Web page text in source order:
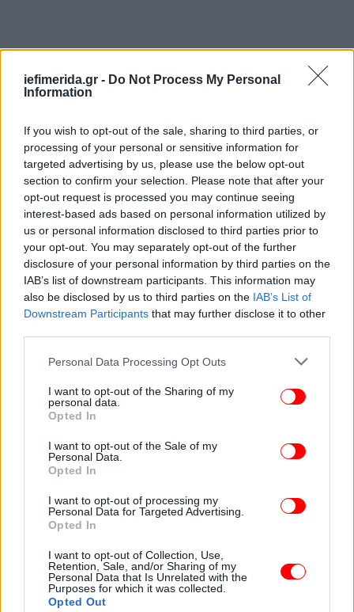
iefimerida.gr - Do Not Process My Personal
Information
If you wish to opt-out of the sale, sharing to third parties, or
processing of your personal or sensitive information for
targeted advertising by us, please use the below opt-out
section to confirm your selection. Please note that after your
opt-out request is processed you may continue seeing
interest-based ads based on personal information utilized by
us or personal information disclosed to third parties prior to
your opt-out. You may separately opt-out of the further
disclosure of your personal information by third parties on the
IAB’s list of downstream participants. This information may
also be disclosed by us to third parties on the IAB’s List of
Downstream Participants that may further disclose it to other
Please note that this website/app uses one or more Google
not limited to your visit or usage behaviour. You may click to
grant or deny consent to Google and its third-party tags to
use your data for below specified purposes in below Google
consent section.
Personal Data Processing Opt Outs
I want to opt-out of the Sharing of my
personal data.
Opted In
I want to opt-out of the Sale of my
Personal Data.
Opted In
I want to opt-out of processing my
Personal Data for Targeted Advertising.
Opted In
I want to opt-out of Collection, Use,
Retention, Sale, and/or Sharing of my
Personal Data that Is Unrelated with the
Purposes for which it was collected.
Opted Out
Ο Ερυθρός Σταυρός από την πλευρά του ανέφερε
ότι παρείχε τις πρώτες βοήθειες σε 80 τραυματίες,
εκ των οποίων οι 16 χρειάστηκε να νοσηλευτούν. Το
εθνικό νοσοκομείο Τζόμο Κενιάτα έκανε λόγο για
19 τραυματίες, αλλά δεν ήταν σε θέση να
διευκρινίσει τη σοβαρότητα της κατάστασής τους.
Η αστυνομία άνοιξε πυρ στο πλήθος που είχε
συγκεντρωθεί στο εθνικό στάδιο για να τιμήσει τον
Ράιλα Οντίνγκα
Την Πέμπτη, οι δυνάμεις ασφαλείας
άνοιξαν πυρ
στο στάδιο Κασαράνι, όπου είχε εκτεθεί η σορός, με
άνθρωποι.
δυτική Κένυα, απ’ όπου καταγόταν.
ΑΠΕ-ΜΠΕ
ΟΛΕΣ ΟΙ ΕΙΔΗΣΕΙΣ